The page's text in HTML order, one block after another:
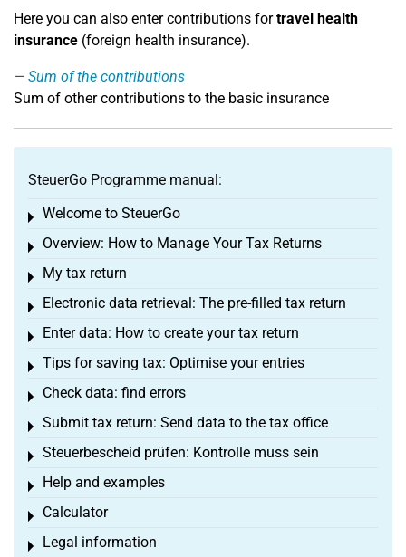
Here you can also enter contributions fortravel health
insurance (foreign health insurance).
Sum of the contributions
Sum of other contributions to the basic insurance
SteuerGo Programme manual:
Welcome to SteuerGo
Toggle menu
Overview: How to Manage Your Tax Returns
Toggle menu
My tax return
Toggle menu
Electronic data retrieval: The pre-filled tax return
Toggle menu
Enter data: How to create your tax return
Toggle menu
Tips for saving tax: Optimise your entries
Toggle menu
Check data: find errors
Toggle menu
Submit tax return: Send data to the tax office
Toggle menu
Steuerbescheid prüfen: Kontrolle muss sein
Toggle menu
Help and examples
Toggle menu
Calculator
Toggle menu
Legal information
Toggle menu